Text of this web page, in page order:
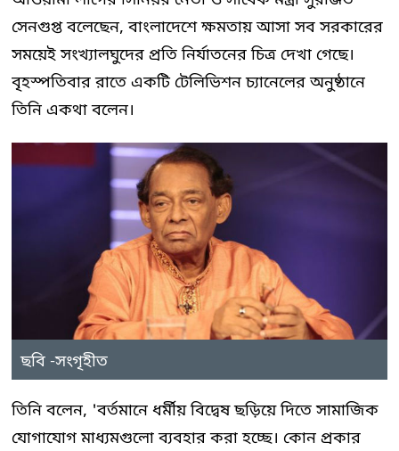
সেনগুপ্ত বলেছেন, বাংলাদেশে ক্ষমতায় আসা সব সরকারের
সময়েই সংখ্যালঘুদের প্রতি নির্যাতনের চিত্র দেখা গেছে।
বৃহস্পতিবার রাতে একটি টেলিভিশন চ্যানেলের অনুষ্ঠানে
তিনি একথা বলেন।
ছবি -সংগৃহীত
তিনি বলেন, 'বর্তমানে ধর্মীয় বিদ্বেষ ছড়িয়ে দিতে সামাজিক
যোগাযোগ মাধ্যমগুলো ব্যবহার করা হচ্ছে। কোন প্রকার